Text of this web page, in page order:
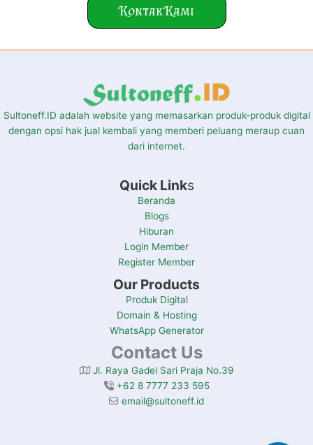
Kontak Kami
Sultoneff.ID adalah website yang memasarkan produk-produk digital
dengan opsi hak jual kembali yang memberi peluang meraup cuan
dari internet.
Quick Links
Beranda
Blogs
Hiburan
Login Member
Register Member
Our Products
Produk Digital
Domain & Hosting
WhatsApp Generator
Contact Us
Jl. Raya Gadel Sari Praja No.39
+62 8 7777 233 595
email@sultoneff.id